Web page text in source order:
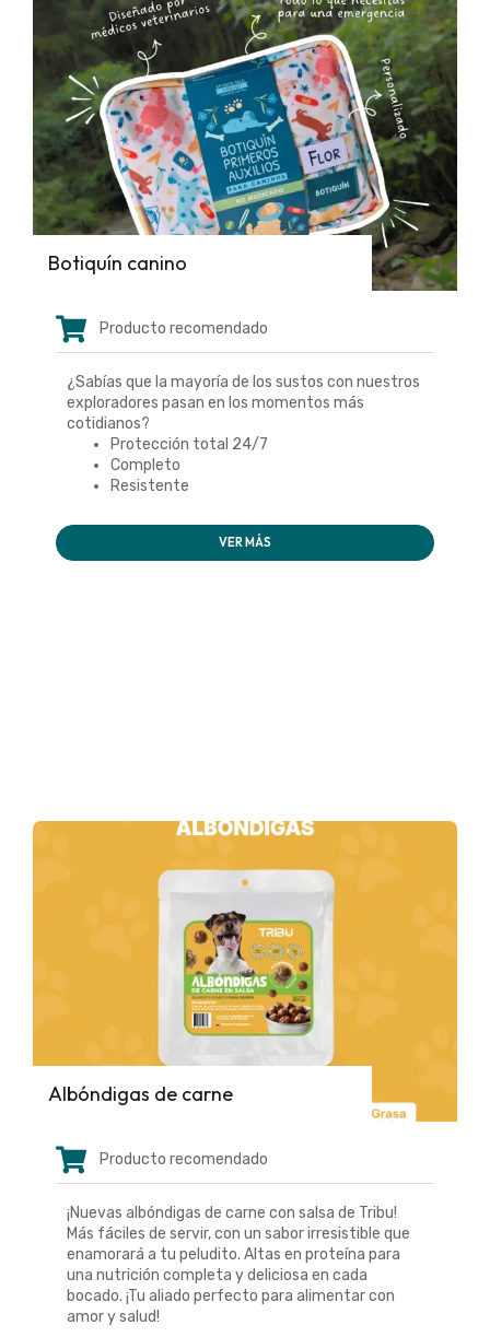
Botiquín canino
Producto recomendado
¿Sabías que la mayoría de los sustos con nuestros
exploradores pasan en los momentos más
cotidianos?
Protección total 24/7
Completo
Resistente
VER MÁS
Albóndigas de carne
Producto recomendado
¡Nuevas albóndigas de carne con salsa de Tribu!
Más fáciles de servir, con un sabor irresistible que
enamorará a tu peludito. Altas en proteína para
una nutrición completa y deliciosa en cada
bocado. ¡Tu aliado perfecto para alimentar con
amor y salud!